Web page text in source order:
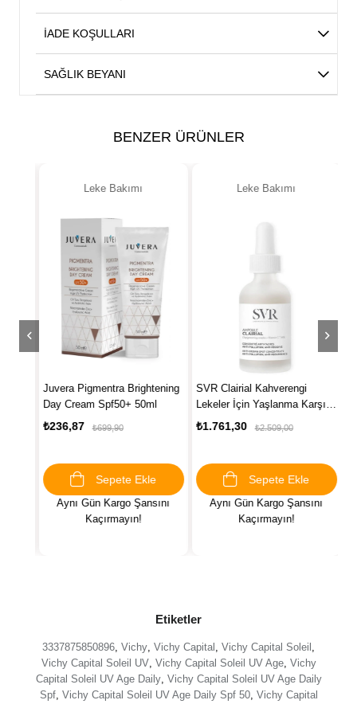
İADE KOŞULLARI
SAĞLIK BEYANI
BENZER ÜRÜNLER
Leke Bakımı
Juvera Pigmentra Brightening
Day Cream Spf50+ 50ml
₺236,87 ₺699,90
Sepete Ekle
Aynı Gün Kargo Şansını
Kaçırmayın!
Leke Bakımı
SVR Clairial Kahverengi
Lekeler İçin Yaşlanma Karşıtı
Ampul 30 ml
₺1.761,30 ₺2.509,00
Sepete Ekle
Aynı Gün Kargo Şansını
Kaçırmayın!
Etiketler
3337875850896, Vichy, Vichy Capital , Vichy Capital Soleil ,
Vichy Capital Soleil UV, Vichy Capital Soleil UV Age, Vichy
Capital Soleil UV Age Daily, Vichy Capital Soleil UV Age Daily
Spf, Vichy Capital Soleil UV Age Daily Spf 50, Vichy Capital